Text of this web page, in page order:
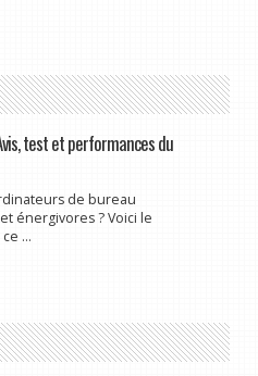
test et performances du
de bureau
énergivores ? Voici le
...